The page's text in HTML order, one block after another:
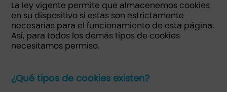
La ley vigente permite que almacenemos cookies
en su dispositivo si estas son estrictamente
necesarias para el funcionamiento de esta página.
Así, para todos los demás tipos de cookies
necesitamos permiso.
¿Qué tipos de cookies existen?